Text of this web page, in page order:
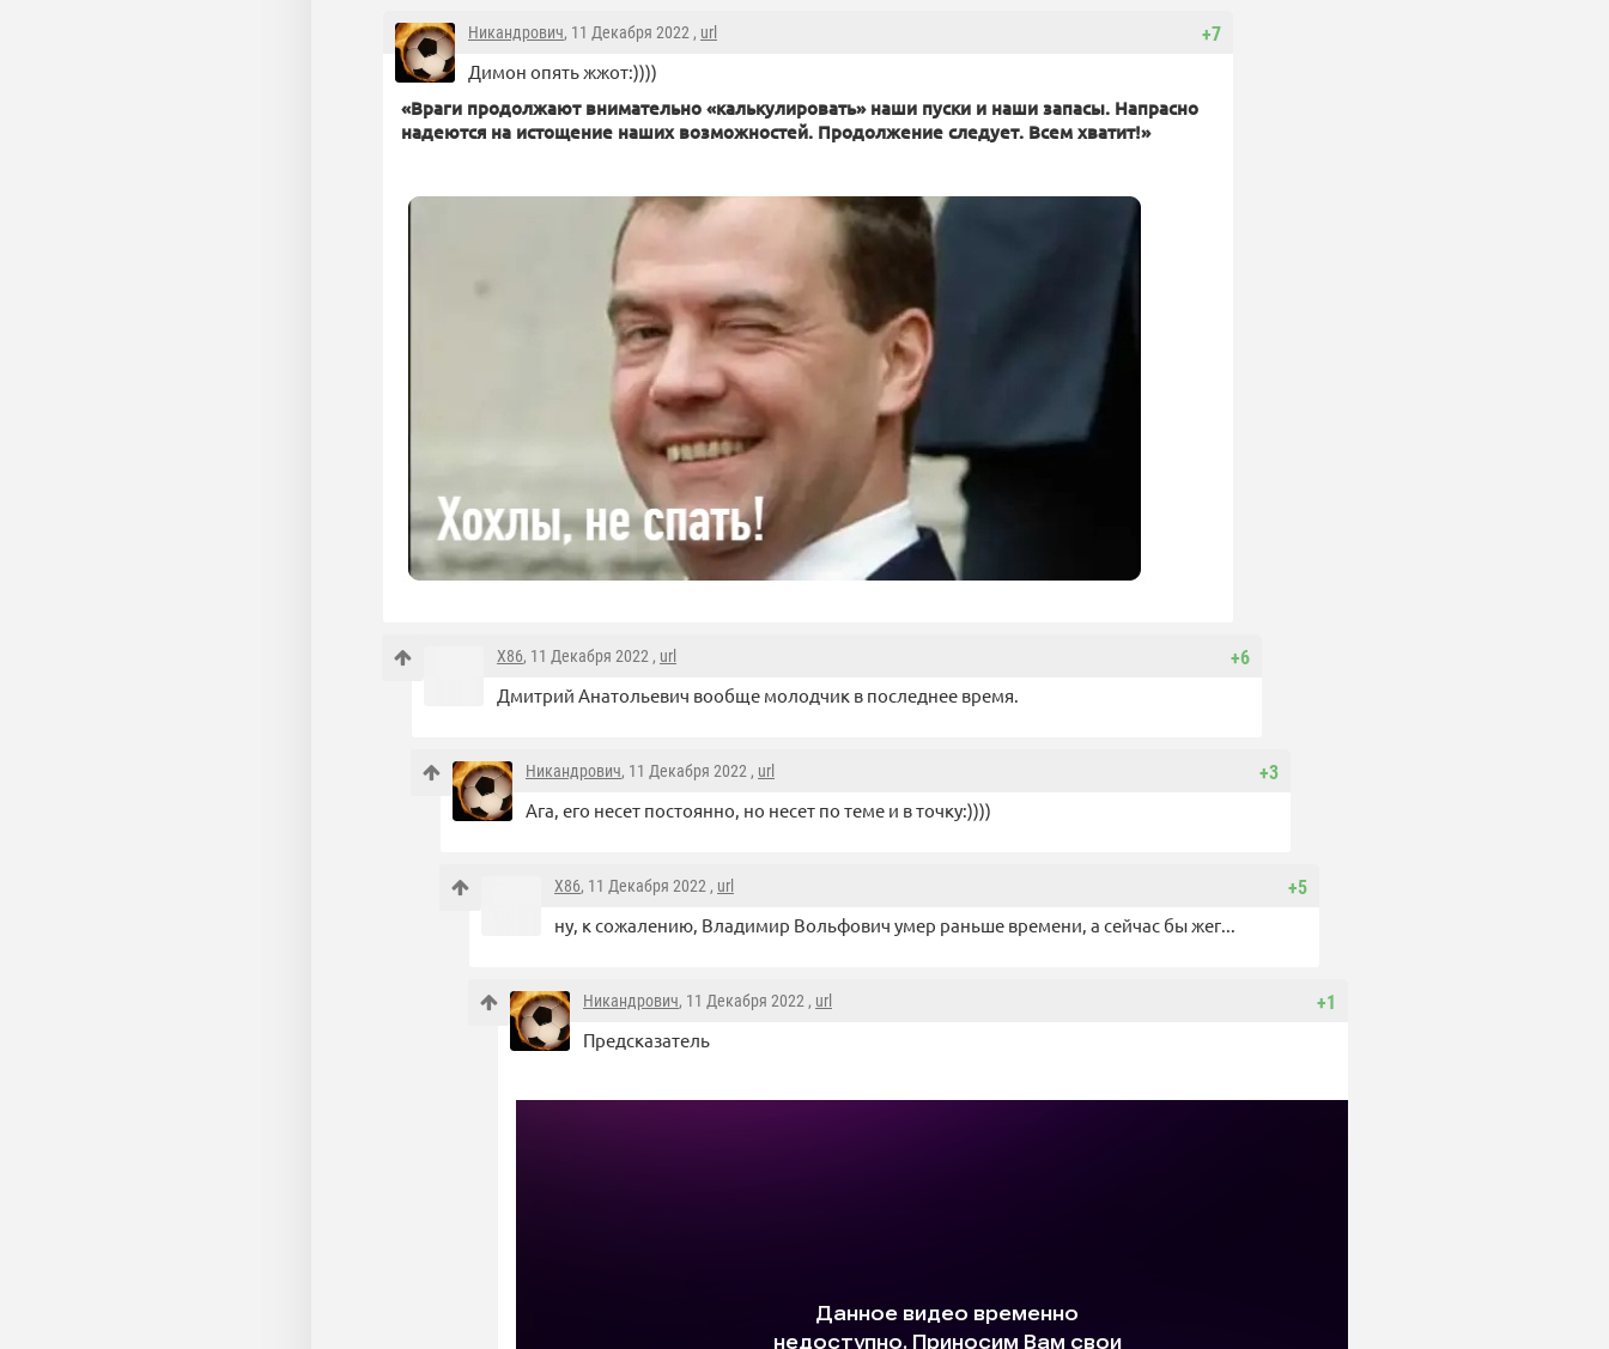
+7
Никандрович, 11 Декабря 2022 , url
Димон опять жжот:))))
«Враги продолжают внимательно «калькулировать» наши пуски и наши запасы. Напрасно
надеются на истощение наших возможностей. Продолжение следует. Всем хватит!»
+6
X86, 11 Декабря 2022 , url
Дмитрий Анатольевич вообще молодчик в последнее время.
+3
Никандрович, 11 Декабря 2022 , url
Ага, его несет постоянно, но несет по теме и в точку:))))
+5
X86, 11 Декабря 2022 , url
ну, к сожалению, Владимир Вольфович умер раньше времени, а сейчас бы жег...
+1
Никандрович, 11 Декабря 2022 , url
Предсказатель